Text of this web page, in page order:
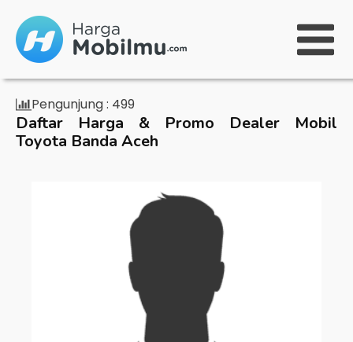
Pengunjung : 499
Daftar Harga & Promo Dealer Mobil
Toyota Banda Aceh